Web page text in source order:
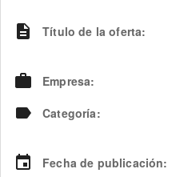
Título de la oferta:
Empresa:
Categoría:
Fecha de publicación: